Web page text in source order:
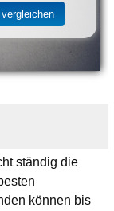
ständig die
können bis